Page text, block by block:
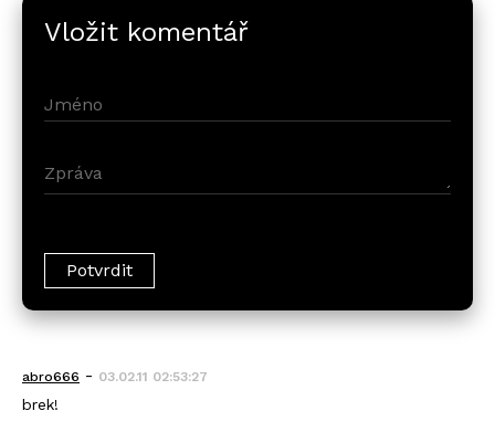
Vložit komentář
abro666 - 03.02.11 02:53:27
brek!